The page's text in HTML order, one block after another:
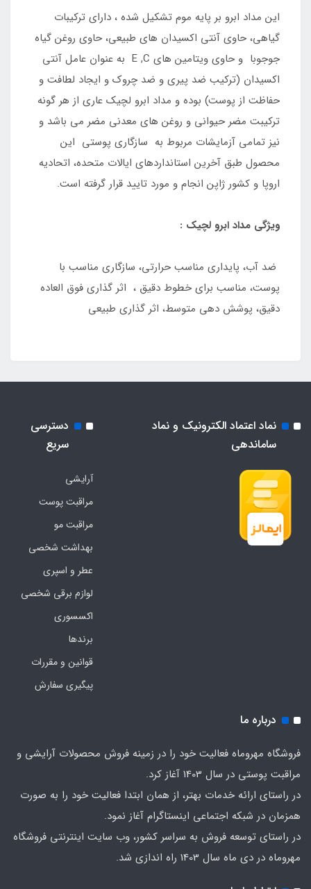
این مداد ابرو بر پایه موم تشکیل شده ، دارای ترکیبات
گیاهی، حاوی آنتی اکسیدان های طبیعی، حاوی روغن گیاه
جوجوبا و حاوی ویتامین های E ,C به عنوان عامل آنتی
اکسیدان (ترکیب ضد پیری و ضد چروک و ایجاد لطافت و
حفاظت از پوست) بوده و مداد ابرو لچیک عاری از هر گونه
ترکیبت مضر حیوانی و روغن های معدنی مضر می باشد و
نیز تمامی آزمایشات مربوط به سازگاری پوستی این
محصول طبق آخرین استانداردهای ایالات متحده، اتحادیه
اروپا و کشور ژاپن انجام و مورد تایید قرار گرفته است.
ویژگی مداد ابرو لچیک :
ضد آب، پایداری مناسب حرارتی، سازگاری مناسب با
پوست، مناسب برای خطوط دقیق ، اثر گذاری فوق العاده
دقیق، پوشش دهی متوسط، اثر گذاری طبیعی
نماد اعتماد الکترونیک و نماد
ساماندهی
دسترسی
سریع
آرایشی
مراقبت پوست
مراقبت مو
بهداشت شخصی
عطر و اسپری
لوازم برقی شخصی
اکسسوری
برندها
قوانین و مقررات
پیگیری سفارش
درباره ما
فروشگاه مهروماه فعالیت خود را در زمینه فروش محصولات آرایشی و
مراقبت پوستی در سال 1403 آغاز کرد.
در راستای ارائه خدمات بهتر، از همان ابتدا فعالیت خود را به صورت
همزمان در شبکه اجتماعی اینستاگرام آغاز نمود.
در راستای توسعه فروش به سراسر کشور، وب سایت اینترنتی فروشگاه
مهروماه در دی ماه سال 1403 راه اندازی شد.